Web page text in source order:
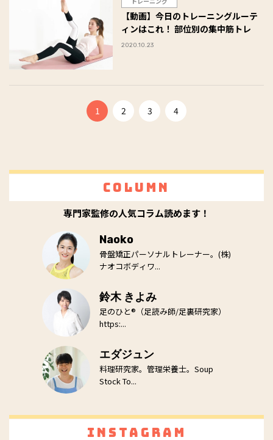
【動画】今日のトレーニングルーテ
ィンはこれ！ 部位別の集中筋トレ
2020.10.23
1 2 3 4
Column
専門家監修の人気コラム読めます！
Naoko
骨盤矯正パーソナルトレーナー。(株)
ナオコボディワ...
鈴木 きよみ
足のひと®（足読み師/足裏研究家）
https:...
エダジュン
料理研究家。管理栄養士。Soup
Stock To...
Instagram